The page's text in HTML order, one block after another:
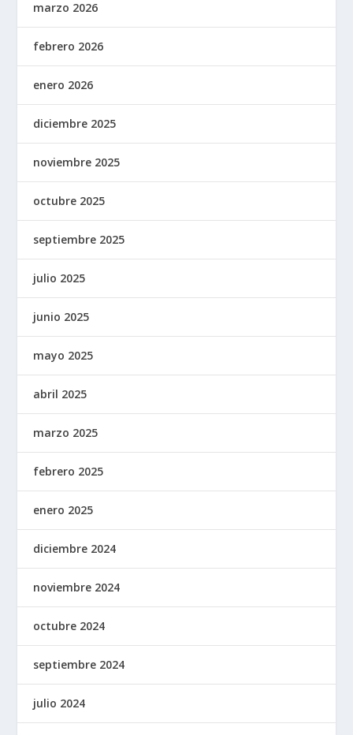
marzo 2026
febrero 2026
enero 2026
diciembre 2025
noviembre 2025
octubre 2025
septiembre 2025
julio 2025
junio 2025
mayo 2025
abril 2025
marzo 2025
febrero 2025
enero 2025
diciembre 2024
noviembre 2024
octubre 2024
septiembre 2024
julio 2024